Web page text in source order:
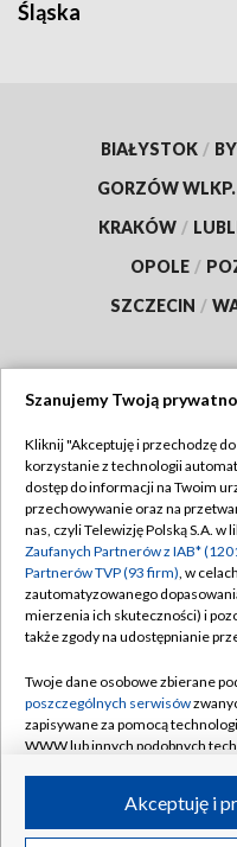
Śląska
BIAŁYSTOK /
GORZÓW WLKP.
KRAKÓW /
OPOLE /
SZCZECIN /
Abonament TVP
Emisja w TVP
Centrum informacji TVP
Naziemna Telewizja
Rada Programowa
System NOS
Informacje o nadawcy
Program dla prasy
©2026
Szanujemy Twoją
Kliknij "Akceptuję i przechodzę
korzystanie z technologii
dostęp do informacji na Twoim
przechowywanie oraz na
nas, czyli Telewizję Polską S.A. w
Zaufanych Partnerów z IAB*
Partnerów TVP (93 firm), w
zautomatyzowanego
mierzenia ich skuteczności) i
także zgody na udostępnianie
Twoje dane osobowe zbierane
poszczególnych serwisów
zapisywane za pomocą
WWW lub innych podobnych
ruchu w Internecie.Akceptuję i